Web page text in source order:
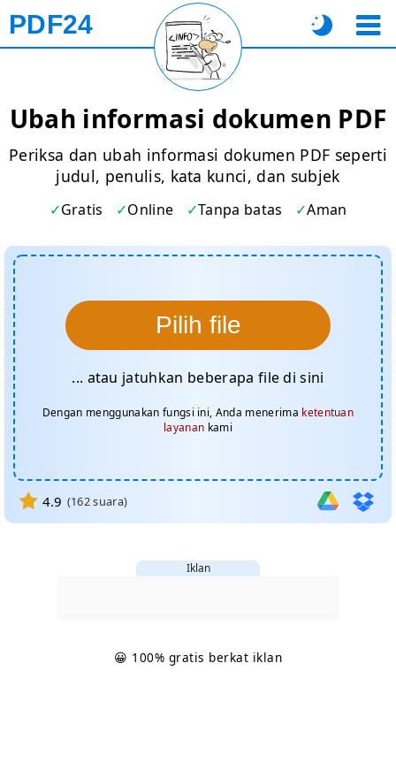
PDF24
Ubah informasi dokumen PDF
Periksa dan ubah informasi dokumen PDF seperti
judul, penulis, kata kunci, dan subjek
Gratis Online Tanpa batas Aman
Pilih file
... atau jatuhkan beberapa file di sini
Dengan menggunakan fungsi ini, Anda menerima ketentuan
layanan kami
4.9 (162suara)
Iklan
😀 100% gratis berkat iklan